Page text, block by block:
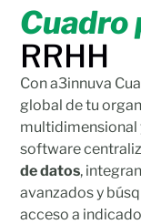
Cuadro
RRHH
Con a3innuva
global de tu
multidimensional
software
de datos,
avanzados y
acceso a